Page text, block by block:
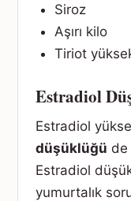
Siroz
Aşırı kilo
Tiriot
Estradiol
Estradiol
düşüklüğü de
Estradiol
yumurtalık